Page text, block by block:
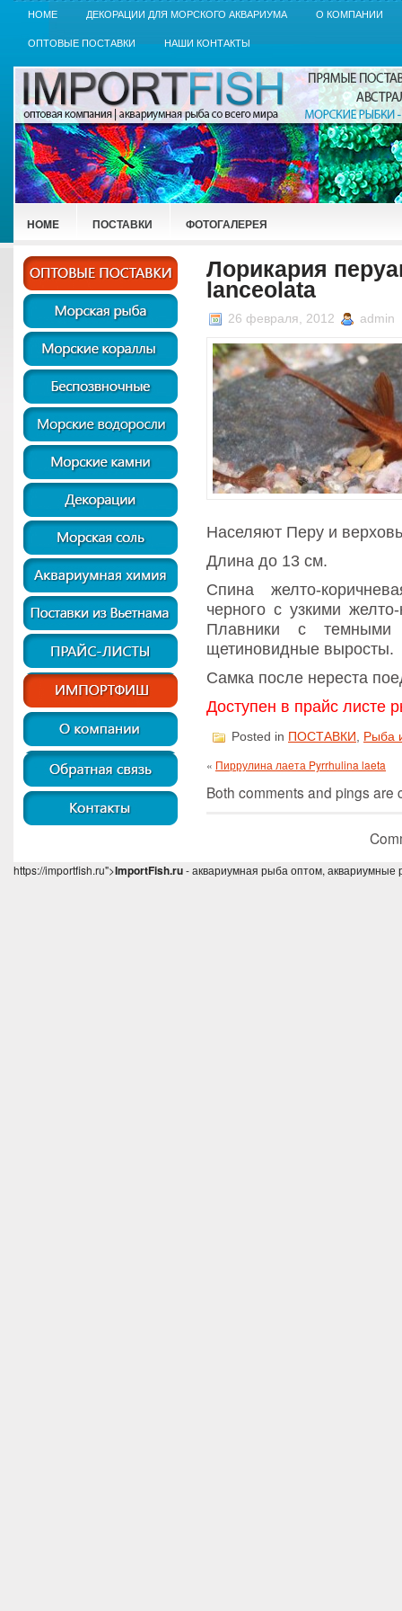
HOME ДЕКОРАЦИИ ДЛЯ МОРСКОГО АКВАРИУМА О КОМПАНИИ
ОПТОВЫЕ ПОСТАВКИ НАШИ КОНТАКТЫ
HOME ПОСТАВКИ ФОТОГАЛЕРЕЯ
Лорикария
lanceolata
26 февраля, 2012 admin
Населяют Перу и
Длина до 13 см.
Спина желто-
черного с узкими
Плавники с
щетиновидные выросты.
Самка после нереста
Доступен в прайс листе
Posted in ПОСТАВКИ, Рыба
« Пиррулина лаета Pyrrhulina laeta
Both comments and pings are
https://importfish.ru">ImportFish.ru- аквариумная рыба оптом,